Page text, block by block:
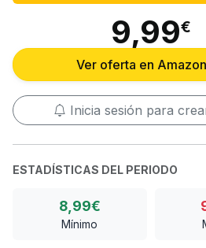
9,99€
Ver oferta en Amazon
Inicia sesión para
ESTADÍSTICAS DEL PERIODO
8,99€
Mínimo